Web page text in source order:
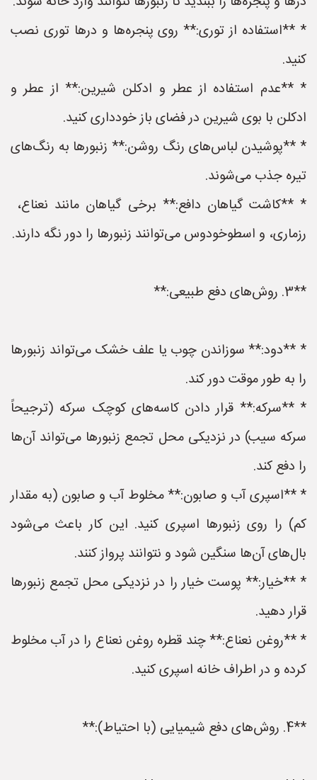
* **استفاده از توری:** روی پنجره‌ها و درها توری نصب
کنید.
* **عدم استفاده از عطر و ادکلن شیرین:** از عطر و
ادکلن با بوی شیرین در فضای باز خودداری کنید.
* **پوشیدن لباس‌های رنگ روشن:** زنبورها به رنگ‌های
تیره جذب می‌شوند.
* **کاشت گیاهان دافع:** برخی گیاهان مانند نعناع، ​​
رزماری، و اسطوخودوس می‌توانند زنبورها را دور نگه دارند.
**3. روش‌های دفع طبیعی:**
* **دود:** سوزاندن چوب یا علف خشک می‌تواند زنبورها
را به طور موقت دور کند.
* **سرکه:** قرار دادن کاسه‌های کوچک سرکه (ترجیحاً
سرکه سیب) در نزدیکی محل تجمع زنبورها می‌تواند آن‌ها
را دفع کند.
* **اسپری آب و صابون:** مخلوط آب و صابون (به مقدار
کم) را روی زنبورها اسپری کنید. این کار باعث می‌شود
بال‌های آن‌ها سنگین شود و نتوانند پرواز کنند.
* **خیار:** پوست خیار را در نزدیکی محل تجمع زنبورها
قرار دهید.
* **روغن نعناع:** چند قطره روغن نعناع را در آب مخلوط
کرده و در اطراف خانه اسپری کنید.
**4. روش‌های دفع شیمیایی (با احتیاط):**